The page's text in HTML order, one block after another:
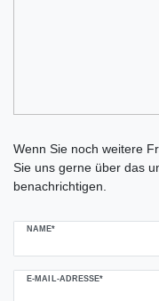
Wenn Sie noch weitere
Sie uns gerne über das
benachrichtigen.
NAME*
E-MAIL-ADRESSE*